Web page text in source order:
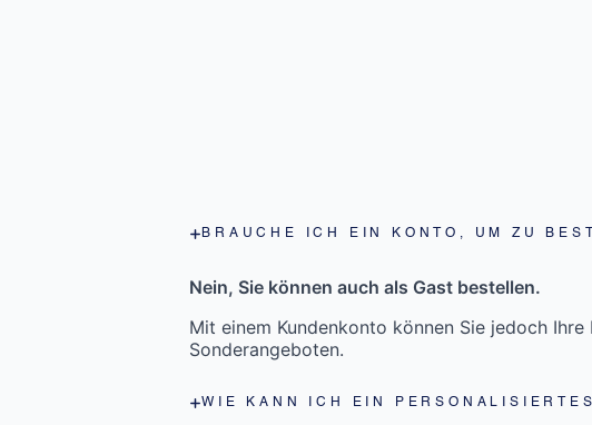
BRAUCHE ICH EIN KONTO, UM ZU
Nein, Sie können auch als Gast bestellen.
Mit einem Kundenkonto können Sie jedoch
Sonderangeboten.
WIE KANN ICH EIN